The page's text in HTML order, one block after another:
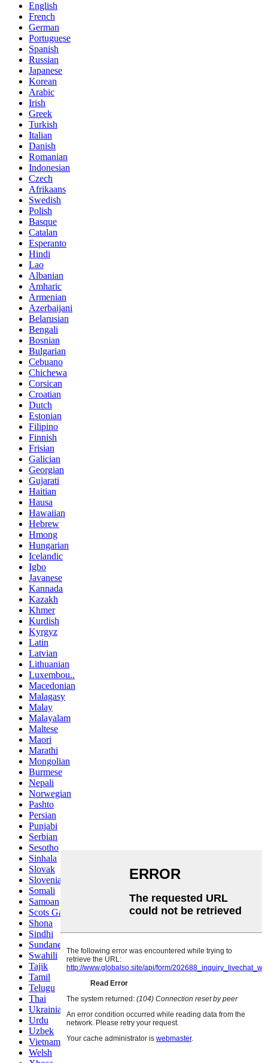
English
French
German
Portuguese
Spanish
Russian
Japanese
Korean
Arabic
Irish
Greek
Turkish
Italian
Danish
Romanian
Indonesian
Czech
Afrikaans
Swedish
Polish
Basque
Catalan
Esperanto
Hindi
Lao
Albanian
Amharic
Armenian
Azerbaijani
Belarusian
Bengali
Bosnian
Bulgarian
Cebuano
Chichewa
Corsican
Croatian
Dutch
Estonian
Filipino
Finnish
Frisian
Galician
Georgian
Gujarati
Haitian
Hausa
Hawaiian
Hebrew
Hmong
Hungarian
Icelandic
Igbo
Javanese
Kannada
Kazakh
Khmer
Kurdish
Kyrgyz
Latin
Latvian
Lithuanian
Luxembou..
Macedonian
Malagasy
Malay
Malayalam
Maltese
Maori
Marathi
Mongolian
Burmese
Nepali
Norwegian
Pashto
Persian
Punjabi
Serbian
Sesotho
Sinhala
Slovak
Slovenian
Somali
Samoan
Scots Gaelic
Shona
Sindhi
Sundanese
Swahili
Tajik
Tamil
Telugu
Thai
Ukrainian
Urdu
Uzbek
Vietnamese
Welsh